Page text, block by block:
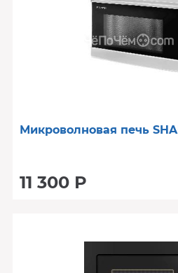
Микроволновая печь
11 300 Р